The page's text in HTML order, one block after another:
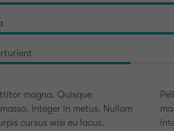
magna. Quisque
Integer in metus. Nullam
cursus wisi eu lacus.